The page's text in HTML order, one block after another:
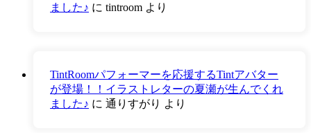
ました♪ に tintroom より
TintRoomパフォーマーを応援するTintアバター
が登場！！イラストレターの夏瀬が生んでくれ
ました♪ に 通りすがり より